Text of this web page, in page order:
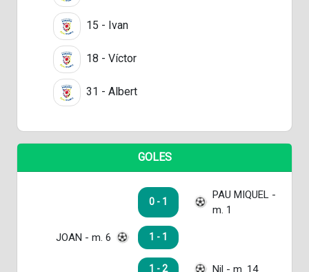
15 - Ivan
18 - Víctor
31 - Albert
GOLES
0 - 1
PAU MIQUEL -
m. 1
JOAN - m. 6 1 - 1
1 - 2 Nil - m. 14